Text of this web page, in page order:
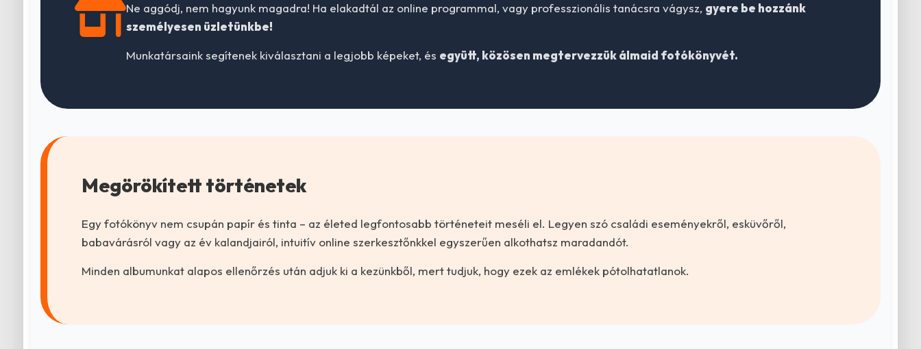
Ne aggódj, nem hagyunk magadra! Ha elakadtál az online programmal, vagy professzionális tanácsra vágysz, gyere be hozzánk
személyesen üzletünkbe!
Munkatársaink segítenek kiválasztani a legjobb képeket, és együtt, közösen megtervezzük álmaid fotókönyvét.
Megörökített történetek
Egy fotókönyv nem csupán papír és tinta – az életed legfontosabb történeteit meséli el. Legyen szó családi eseményekről, esküvőről,
babavárásról vagy az év kalandjairól, intuitív online szerkesztőnkkel egyszerűen alkothatsz maradandót.
Minden albumunkat alapos ellenőrzés után adjuk ki a kezünkből, mert tudjuk, hogy ezek az emlékek pótolhatatlanok.